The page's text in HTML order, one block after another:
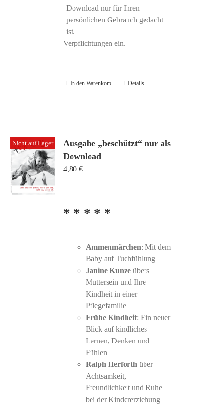
Download nur für Ihren
persönlichen Gebrauch gedacht
ist.
Verpflichtungen ein.
In den Warenkorb Details
Nicht auf Lager
Ausgabe „beschützt“ nur als
Download
4,80€
* * * * *
Ammenmärchen: Mit dem
Baby auf Tuchfühlung
Janine Kunze übers
Muttersein und Ihre
Kindheit in einer
Pflegefamilie
Frühe Kindheit: Ein neuer
Blick auf kindliches
Lernen, Denken und
Fühlen
Ralph Herforth über
Achtsamkeit,
Freundlichkeit und Ruhe
bei der Kindererziehung